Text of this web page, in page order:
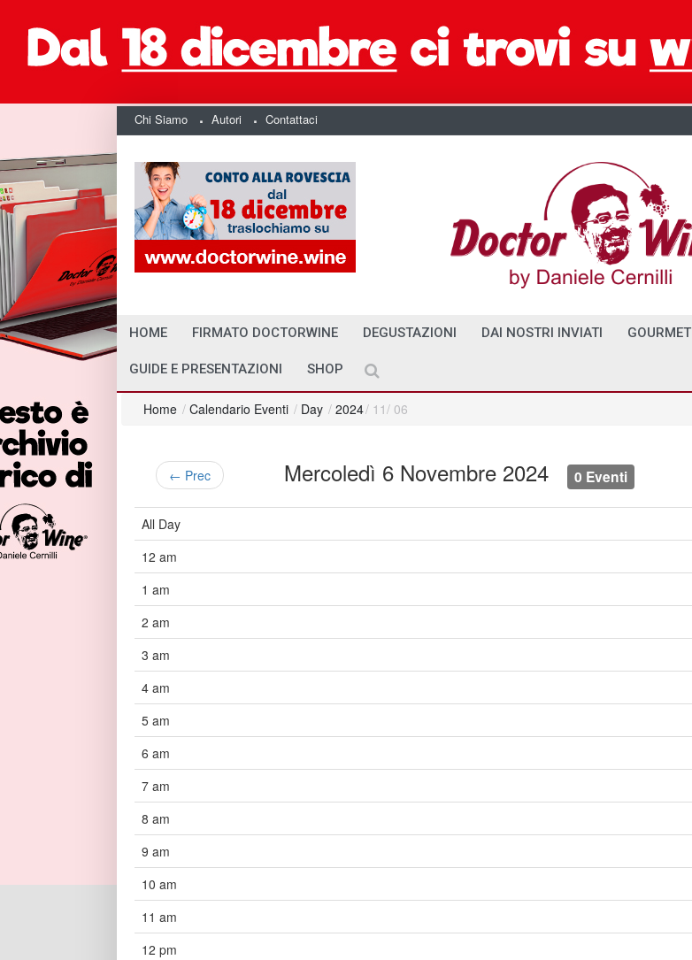
Chi Siamo Autori Contattaci
HOME FIRMATO DOCTORWINE DEGUSTAZIONI DAI NOSTRI INVIATI GOURMET
GUIDE E PRESENTAZIONI SHOP
Home / Calendario Eventi / Day / 2024/ 11/ 06
← Prec Mercoledì 6 Novembre 2024 0 Eventi
All Day
12 am
1 am
2 am
3 am
4 am
5 am
6 am
7 am
8 am
9 am
10 am
11 am
12 pm